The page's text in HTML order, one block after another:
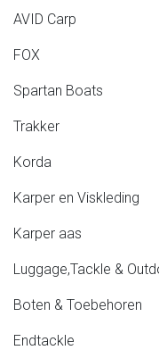
AVID Carp
FOX
Spartan Boats
Trakker
Korda
Karper en Viskleding
Karper aas
Luggage,Tackle &
Boten & Toebehoren
Endtackle